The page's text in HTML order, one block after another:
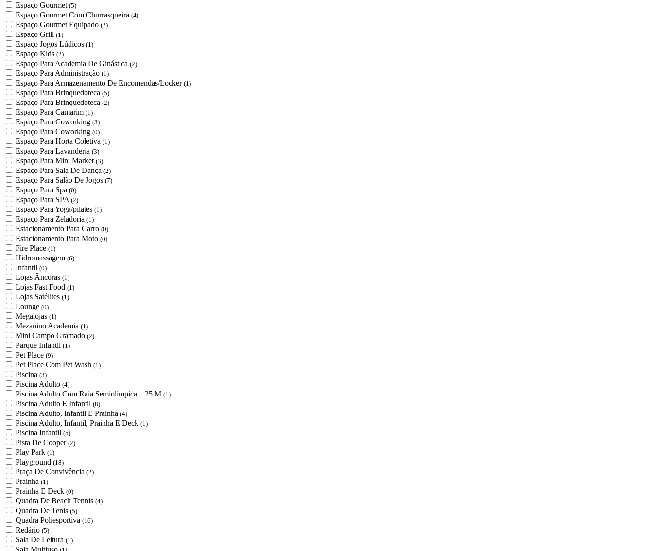
Espaço Gourmet (5)
Espaço Gourmet Com Churrasqueira (4)
Espaço Gourmet Equipado (2)
Espaço Grill (1)
Espaço Jogos Lúdicos (1)
Espaço Kids (2)
Espaço Para Academia De Ginástica (2)
Espaço Para Administração (1)
Espaço Para Armazenamento De Encomendas/Locker (1)
Espaço Para Brinquedoteca (5)
Espaço Para Brinquedoteca (2)
Espaço Para Camarim (1)
Espaço Para Coworking (3)
Espaço Para Coworking (0)
Espaço Para Horta Coletiva (1)
Espaço Para Lavanderia (3)
Espaço Para Mini Market (3)
Espaço Para Sala De Dança (2)
Espaço Para Salão De Jogos (7)
Espaço Para Spa (0)
Espaço Para SPA (2)
Espaço Para Yoga/pilates (1)
Espaço Para Zeladoria (1)
Estacionamento Para Carro (0)
Estacionamento Para Moto (0)
Fire Place (1)
Hidromassagem (6)
Infantil (0)
Lojas Âncoras (1)
Lojas Fast Food (1)
Lojas Satélites (1)
Lounge (0)
Megalojas (1)
Mezanino Academia (1)
Mini Campo Gramado (2)
Parque Infantil (1)
Pet Place (9)
Pet Place Com Pet Wash (1)
Piscina (3)
Piscina Adulto (4)
Piscina Adulto Com Raia Semiolímpica – 25 M (1)
Piscina Adulto E Infantil (8)
Piscina Adulto, Infantil E Prainha (4)
Piscina Adulto, Infantil, Prainha E Deck (1)
Piscina Infantil (5)
Pista De Cooper (2)
Play Park (1)
Playground (18)
Praça De Convivência (2)
Prainha (1)
Prainha E Deck (0)
Quadra De Beach Tennis (4)
Quadra De Tenis (5)
Quadra Poliesportiva (16)
Redário (5)
Sala De Leitura (1)
Sala Multiuso